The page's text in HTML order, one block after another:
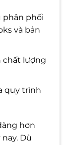
phân phối
và bản
chất lượng
quy trình
hơn
Dù